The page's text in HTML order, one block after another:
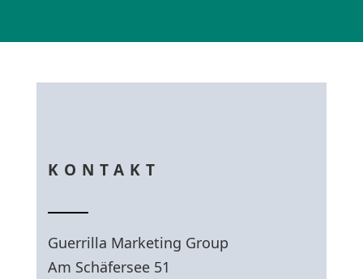
KONTAKT
Guerrilla Marketing Group
Am Schäfersee 51